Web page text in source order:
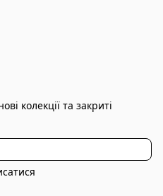
колекції та закриті